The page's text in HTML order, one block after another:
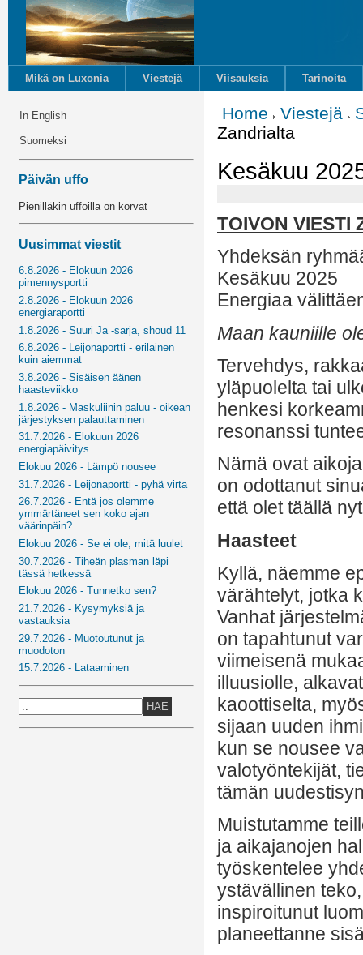
Mikä on Luxonia Viestejä Viisauksia Tarinoita
In English
Suomeksi
Päivän uffo
Pienilläkin uffoilla on korvat
Uusimmat viestit
6.8.2026 - Elokuun 2026
pimennysportti
2.8.2026 - Elokuun 2026
energiaraportti
1.8.2026 - Suuri Ja -sarja, shoud 11
6.8.2026 - Leijonaportti - erilainen
kuin aiemmat
3.8.2026 - Sisäisen äänen
haasteviikko
1.8.2026 - Maskuliinin paluu - oikean
järjestyksen palauttaminen
31.7.2026 - Elokuun 2026
energiapäivitys
Elokuu 2026 - Lämpö nousee
31.7.2026 - Leijonaportti - pyhä virta
26.7.2026 - Entä jos olemme
ymmärtäneet sen koko ajan
väärinpäin?
Elokuu 2026 - Se ei ole, mitä luulet
30.7.2026 - Tiheän plasman läpi
tässä hetkessä
Elokuu 2026 - Tunnetko sen?
21.7.2026 - Kysymyksiä ja
vastauksia
29.7.2026 - Muotoutunut ja
muodoton
15.7.2026 - Lataaminen
HAE
Home Viestejä
Zandrialta
Kesäkuu
TOIVON VIESTI
Yhdeksän
Kesäkuu 2025
Energiaa
Maan kauniille
Tervehdys,
yläpuolelta tai
henkesi
resonanssi
Nämä ovat
on odottanut
että olet täällä
Haasteet
Kyllä, näemme
värähtelyt, jotka
Vanhat
on tapahtunut
viimeisenä
illuusiolle,
kaoottiselta,
sijaan uuden
kun se nousee
valotyöntekijät,
tämän
Muistutamme
ja aikajanojen
työskentelee
ystävällinen
inspiroitunut
planeettanne